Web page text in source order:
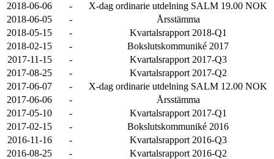
2018-06-06
-
X-dag ordinarie utdelning SALM 19.00 NOK
2018-06-05
-
Årsstämma
2018-05-15
-
Kvartalsrapport 2018-Q1
2018-02-15
-
Bokslutskommuniké 2017
2017-11-15
-
Kvartalsrapport 2017-Q3
2017-08-25
-
Kvartalsrapport 2017-Q2
2017-06-07
-
X-dag ordinarie utdelning SALM 12.00 NOK
2017-06-06
-
Årsstämma
2017-05-10
-
Kvartalsrapport 2017-Q1
2017-02-15
-
Bokslutskommuniké 2016
2016-11-16
-
Kvartalsrapport 2016-Q3
2016-08-25
-
Kvartalsrapport 2016-Q2